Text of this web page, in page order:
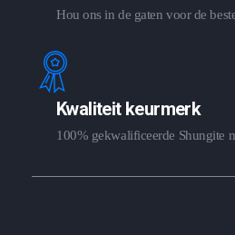
Hou ons in de gaten voor de
Kwaliteit keurmerk
100% gekwalificeerde Shungite